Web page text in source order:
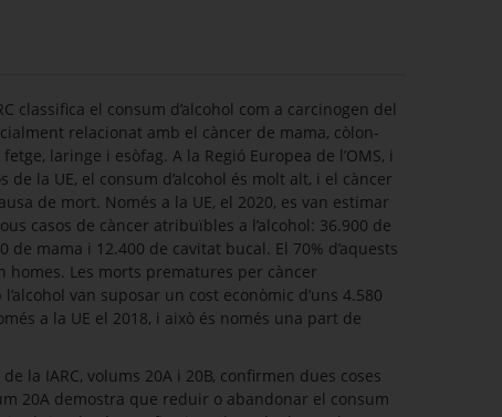
classifica el consum d’alcohol com a carcinogen del
relacionat amb el càncer de mama, còlon-
laringe i esòfag. A la Regió Europea de l’OMS, i
de la UE, el consum d’alcohol és molt alt, i el càncer
de mort. Només a la UE, el 2020, es van estimar
casos de càncer atribuïbles a l’alcohol: 36.900 de
de mama i 12.400 de cavitat bucal. El 70% d’aquests
homes. Les morts prematures per càncer
van suposar un cost econòmic d’uns 4.580
a la UE el 2018, i això és només una part de
la IARC, volums 20A i 20B, confirmen dues coses
20A demostra que reduir o abandonar el consum